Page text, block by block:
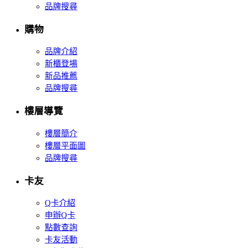
品牌搜尋
購物
品牌介紹
新櫃登場
新品推薦
品牌搜尋
樓層導覽
樓層簡介
樓層平面圖
品牌搜尋
卡友
Q卡介紹
申辦Q卡
點數查詢
卡友活動